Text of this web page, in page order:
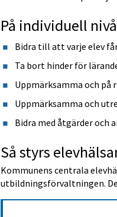
På individuell
Bidra till att varje elev
Ta bort hinder för
Uppmärksamma och
Uppmärksamma och
Bidra med åtgärder och
Så styrs
Kommunens centrala
utbildningsförvaltningen.